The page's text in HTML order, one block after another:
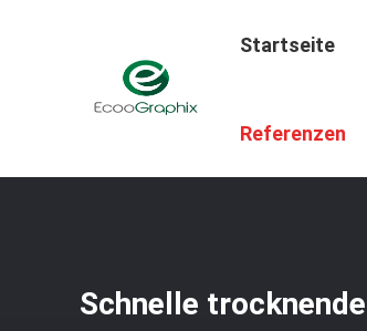
Startseite
Referenzen
/
Schnelle